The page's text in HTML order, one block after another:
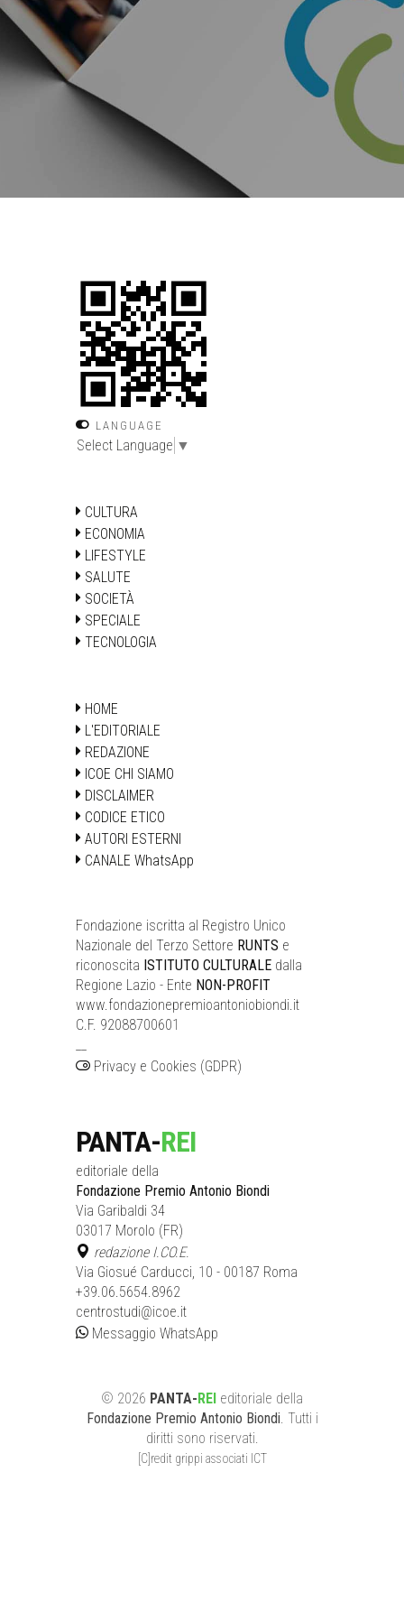
LANGUAGE
Select Language ▼
CULTURA
ECONOMIA
LIFESTYLE
SALUTE
SOCIETÀ
SPECIALE
TECNOLOGIA
HOME
L'EDITORIALE
REDAZIONE
ICOE CHI SIAMO
DISCLAIMER
CODICE ETICO
AUTORI ESTERNI
CANALE WhatsApp
Fondazione iscritta al Registro Unico
Nazionale del Terzo Settore RUNTS e
riconoscita ISTITUTO CULTURALE dalla
Regione Lazio - Ente NON-PROFIT
www.fondazionepremioantoniobiondi.it
C.F. 92088700601
Privacy e Cookies (GDPR)
PANTA-REI
editoriale della
Fondazione Premio Antonio Biondi
Via Garibaldi 34
03017 Morolo (FR)
redazione I.CO.E.
Via Giosué Carducci, 10 - 00187 Roma
+39.06.5654.8962
centrostudi@icoe.it
Messaggio WhatsApp
© 2026 PANTA-REI editoriale della
Fondazione Premio Antonio Biondi . Tutti i
diritti sono riservati.
[C]redit grippi associati ICT